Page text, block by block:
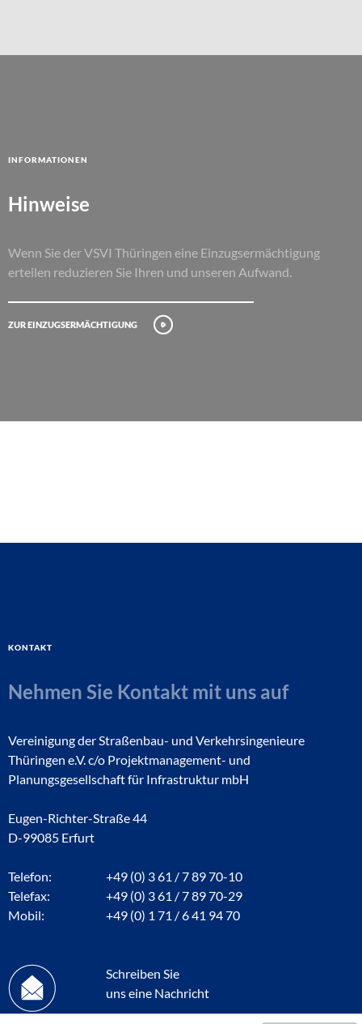
Informationen
Hinweise
Wenn Sie der VSVI Thüringen eine Einzugsermächtigung
erteilen reduzieren Sie Ihren und unseren Aufwand.
Zur Einzugsermächtigung
Kontakt
Nehmen Sie Kontakt mit uns auf
Vereinigung der Straßenbau- und Verkehrsingenieure
Thüringen e.V. c/o Projektmanagement- und
Planungsgesellschaft für Infrastruktur mbH
Eugen-Richter-Straße 44
D-99085 Erfurt
Telefon:
+49 (0) 3 61 / 7 89 70-10
Telefax:
+49 (0) 3 61 / 7 89 70-29
Mobil:
+49 (0) 1 71 / 6 41 94 70
Schreiben Sie
uns eine Nachricht